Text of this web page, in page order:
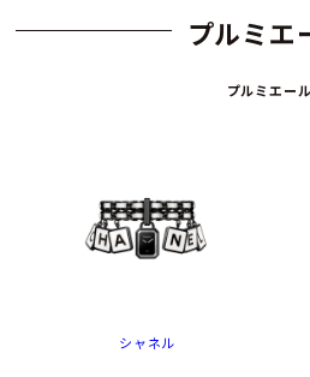
プルミエ
プルミエール
シャネル